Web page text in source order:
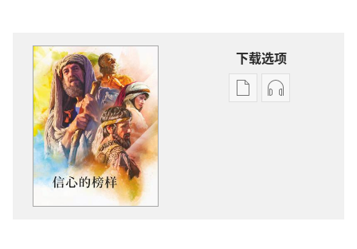
下载选项
出
音